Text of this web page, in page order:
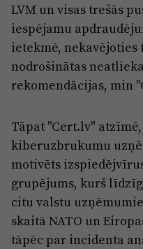
LVM un visas trešās
iespējamu
ietekmē,
nodrošinātas
rekomendācijas, min
Tāpat "Cert.lv"
kiberuzbrukumu
motivēts
grupējums, kurš
citu valstu
skaitā NATO un
tāpēc par incidenta